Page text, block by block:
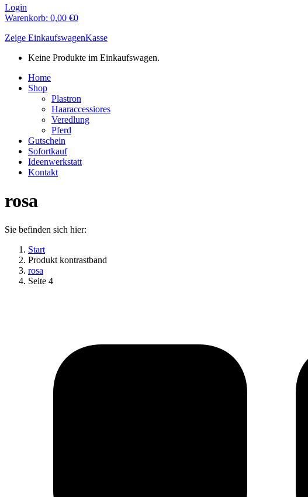
Login
Warenkorb: 0,00 €0
Zeige EinkaufswagenKasse
Keine Produkte im Einkaufswagen.
Home
Shop
Plastron
Haaraccessiores
Veredlung
Pferd
Gutschein
Sofortkauf
Ideenwerkstatt
Kontakt
rosa
Sie befinden sich hier:
Start
Produkt kontrastband
rosa
Seite 4